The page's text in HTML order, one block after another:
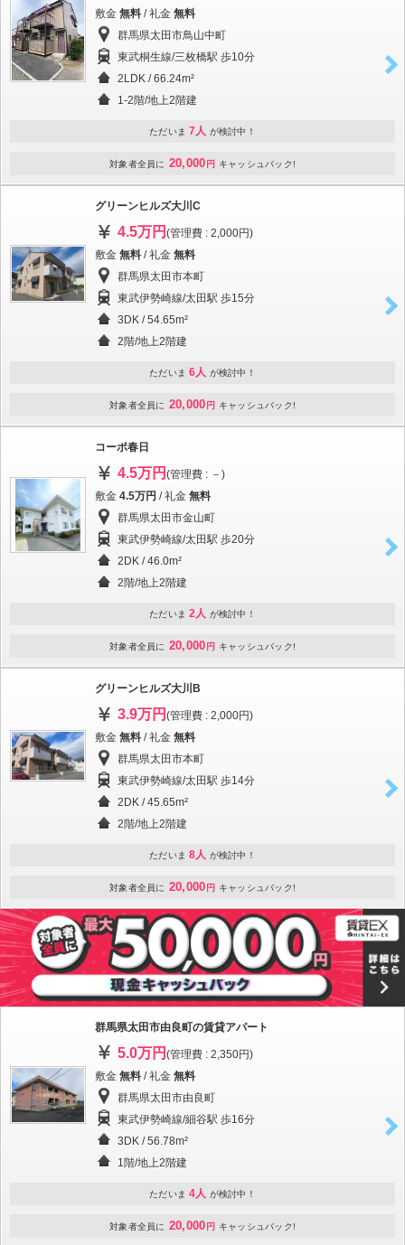
敷金 無料 / 礼金 無料
群馬県太田市鳥山中町
東武桐生線/三枚橋駅 歩10分
2LDK / 66.24m²
1-2階/地上2階建
ただいま 7人 が検討中！
対象者全員に 20,000 円 キャッシュバック!
グリーンヒルズ大川C
4.5万円 (管理費 : 2,000円)
敷金 無料 / 礼金 無料
群馬県太田市本町
東武伊勢崎線/太田駅 歩15分
3DK / 54.65m²
2階/地上2階建
ただいま 6人 が検討中！
対象者全員に 20,000 円 キャッシュバック!
コーポ春日
4.5万円 (管理費 : －)
敷金 4.5万円 / 礼金 無料
群馬県太田市金山町
東武伊勢崎線/太田駅 歩20分
2DK / 46.0m²
2階/地上2階建
ただいま 2人 が検討中！
対象者全員に 20,000 円 キャッシュバック!
グリーンヒルズ大川B
3.9万円 (管理費 : 2,000円)
敷金 無料 / 礼金 無料
群馬県太田市本町
東武伊勢崎線/太田駅 歩14分
2DK / 45.65m²
2階/地上2階建
ただいま 8人 が検討中！
対象者全員に 20,000 円 キャッシュバック!
群馬県太田市由良町の賃貸アパート
5.0万円 (管理費 : 2,350円)
敷金 無料 / 礼金 無料
群馬県太田市由良町
東武伊勢崎線/細谷駅 歩16分
3DK / 56.78m²
1階/地上2階建
ただいま 4人 が検討中！
対象者全員に 20,000 円 キャッシュバック!